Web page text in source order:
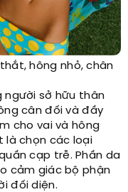
hông nhỏ, chân
người sở hữu thân
cân đối và đầy
cho vai và hông
là chọn các loại
cạp trễ. Phần da
cảm giác bộ phận
đối diện.